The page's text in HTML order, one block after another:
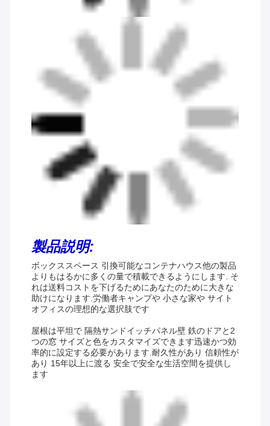
製品説明:
ボックススペース 引換可能なコンテナハウス他の製品
よりもはるかに多くの量で積載できるようにします. そ
れは送料コストを下げるためにあなたのために大きな
助けになります.労働者キャンプや 小さな家や サイト
オフィスの理想的な選択肢です
屋根は平坦で 隔熱サンドイッチパネル壁 鉄のドアと2
つの窓 サイズと色をカスタマイズできます迅速かつ効
率的に設定する必要があります.耐久性があり 信頼性が
あり 15年以上に渡る 安全で安全な生活空間を提供し
ます